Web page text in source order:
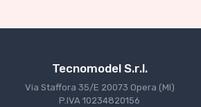
Tecnomodel S.r.l.
Via Staffora 35/E 20073 Opera (MI)
P.IVA 10234820156